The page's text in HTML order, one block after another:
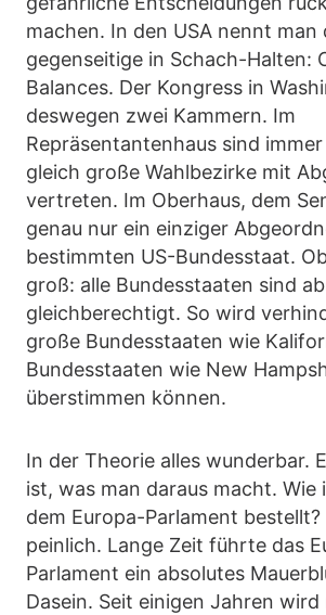
machen. In den USA nennt man
gegenseitige in Schach-Halten:
Balances. Der Kongress in
deswegen zwei Kammern. Im
Repräsentantenhaus sind
gleich große Wahlbezirke mit
vertreten. Im Oberhaus, dem
genau nur ein einziger
bestimmten US-Bundesstaat.
groß: alle Bundesstaaten sind
gleichberechtigt. So wird
große Bundesstaaten wie
Bundesstaaten wie New
überstimmen können.
In der Theorie alles wunderbar.
ist, was man daraus macht. Wie
dem Europa-Parlament bestellt?
peinlich. Lange Zeit führte das
Parlament ein absolutes
Dasein. Seit einigen Jahren wird